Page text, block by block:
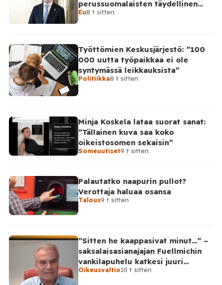
perussuomalaisten täydellinen
takinkääntö
Eu8 t sitten
Työttömien Keskusjärjestö: ”100
000 uutta työpaikkaa ei ole
syntymässä leikkauksista”
Politiikka8 t sitten
Minja Koskela lataa suorat sanat:
”Tällainen kuva saa koko
oikeistosomen sekaisin”
Someuutiset9 t sitten
Palautatko naapurin pullot?
Verottaja haluaa osansa
Talous9 t sitten
”Sitten he kaappasivat minut…” –
saksalaisasianajajan Fuellmichin
vankilapuhelu katkesi juuri
kriittisellä hetkellä
Oikeusvaltio10 t sitten